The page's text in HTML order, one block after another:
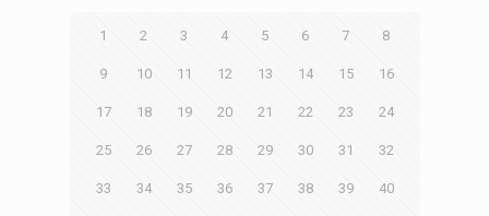
1 2 3 4 5 6 7 8
9 10 11 12 13 14 15 16
17 18 19 20 21 22 23 24
25 26 27 28 29 30 31 32
33 34 35 36 37 38 39 40